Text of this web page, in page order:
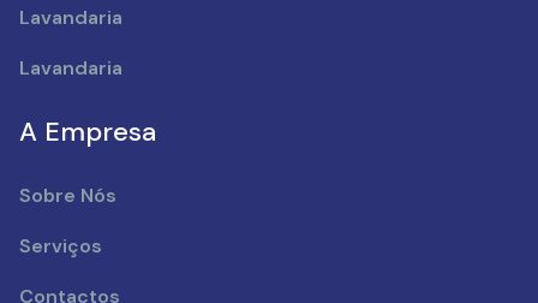
Lavandaria
Lavandaria
A Empresa
Sobre Nós
Serviços
Contactos